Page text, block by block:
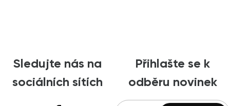
Sledujte nás na
sociálních sítích
Přihlašte se k
odběru novinek